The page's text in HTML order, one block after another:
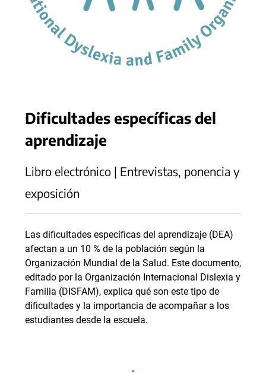
Dificultades específicas del
aprendizaje
Libro electrónico | Entrevistas, ponencia y
exposición
Las dificultades específicas del aprendizaje (DEA)
afectan a un 10 % de la población según la
Organización Mundial de la Salud. Este documento,
editado por la Organización Internacional Dislexia y
Familia (DISFAM), explica qué son este tipo de
dificultades y la importancia de acompañar a los
estudiantes desde la escuela.